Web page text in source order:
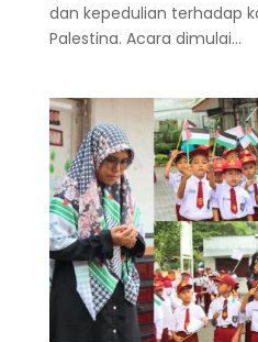
dan kepedulian terhadap
Palestina. Acara dimulai...